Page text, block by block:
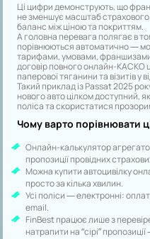
Ці цифри демонструють, що
не зменшує масштаб
баланс між ціною та покриттям.
А головна перевага полягає в
порівнюються автоматично —
тарифами, умовами,
договір повного онлайн-КАСКО
паперової тяганини та візитів у
Такий приклад із Passat 2025
нового авто цілком доступний,
поліса та скористатися
Чому варто порівнювати
Онлайн-калькулятор
пропозиції провідних
Можна купити автоцивілку
просто за кілька хвилин.
Усі поліси — електронні:
email.
FinBest працює лише з
натрапити на “сірі”